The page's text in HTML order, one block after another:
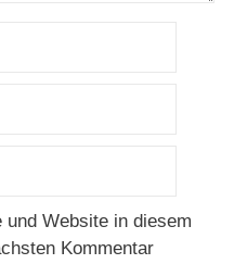
Website in diesem
Kommentar